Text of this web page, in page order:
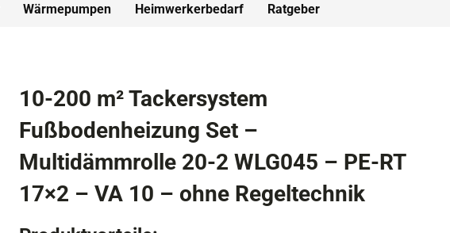
Wärmepumpen Heimwerkerbedarf Ratgeber
10-200 m² Tackersystem
Fußbodenheizung Set –
Multidämmrolle 20-2 WLG045 – PE-RT
17×2 – VA 10 – ohne Regeltechnik